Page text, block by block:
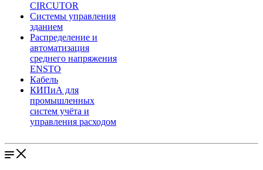
CIRCUTOR
Системы управления
зданием
Распределение и
автоматизация
среднего напряжения
ENSTO
Кабель
КИПиА для
промышленных
систем учёта и
управления расходом